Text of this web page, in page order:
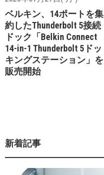
ベルキン、14ポートを集
約したThunderbolt 5接続
ドック「Belkin Connect
14-in-1 Thunderbolt 5ドッ
キングステーション」を
販売開始
新着記事